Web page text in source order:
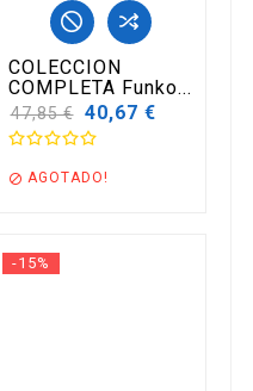
COLECCION
COMPLETA Funko...
Precio
base
47,85 € 40,67 €
 AGOTADO!
-15%